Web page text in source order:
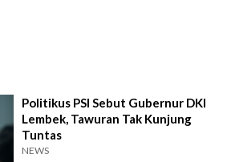
Politikus PSI Sebut Gubernur DKI
Lembek, Tawuran Tak Kunjung
Tuntas
NEWS